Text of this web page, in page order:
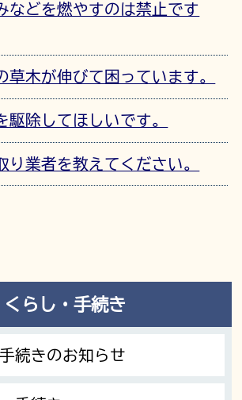
などを燃やすのは禁止です
草木が伸びて困っています。
駆除してほしいです。
り業者を教えてください。
くらし・手続き
続きのお知らせ